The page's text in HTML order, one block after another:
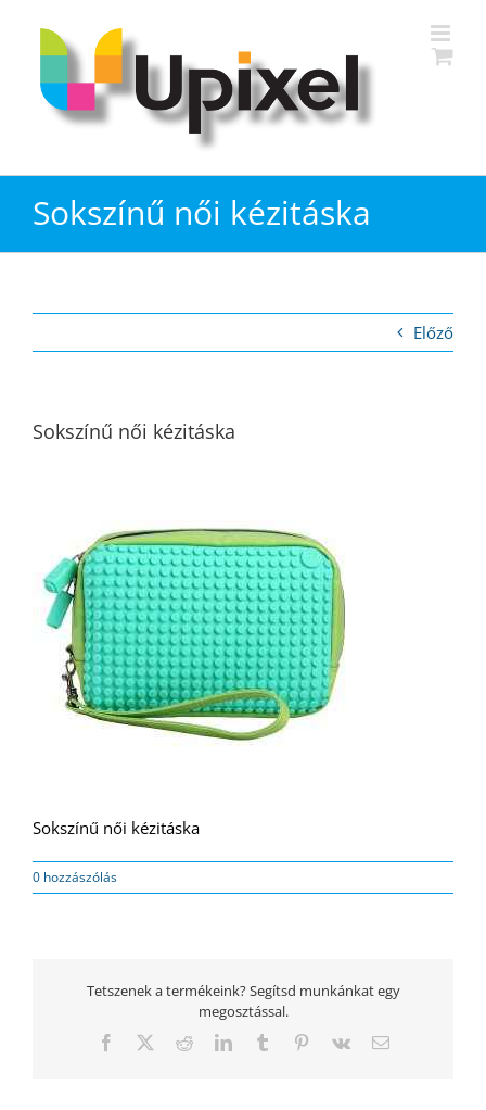
Sokszínű női kézitáska
Előző
Sokszínű női kézitáska
Sokszínű női kézitáska
0 hozzászólás
Tetszenek a termékeink? Segítsd munkánkat egy
megosztással.
Facebook
TwitterRedditLinkedInTumblr Pinterest
Vk Email: